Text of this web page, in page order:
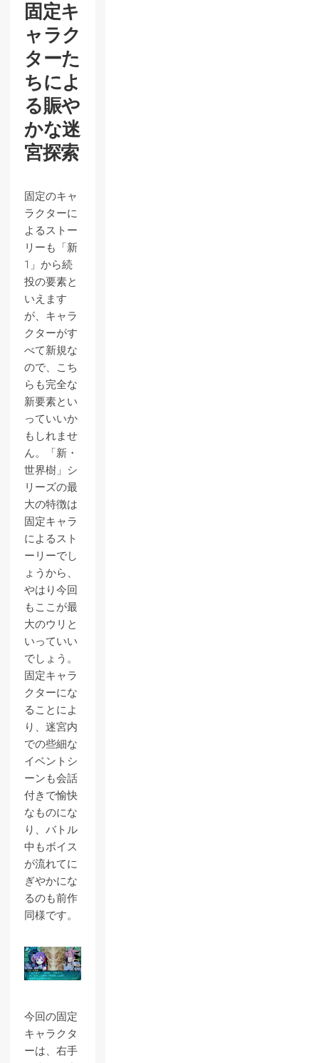
固定キ
ャラク
ターた
ちによ
る賑や
かな迷
宮探索
固定のキャ
ラクターに
よるストー
リーも「新
1」から続
投の要素と
いえます
が、キャラ
クターがす
べて新規な
ので、こち
らも完全な
新要素とい
っていいか
もしれませ
ん。「新・
世界樹」シ
リーズの最
大の特徴は
固定キャラ
によるスト
ーリーでし
ょうから、
やはり今回
もここが最
大のウリと
いっていい
でしょう。
固定キャラ
クターにな
ることによ
り、迷宮内
での些細な
イベントシ
ーンも会話
付きで愉快
なものにな
り、バトル
中もボイス
が流れてに
ぎやかにな
るのも前作
同様です。
今回の固定
キャラクタ
ーは、右手